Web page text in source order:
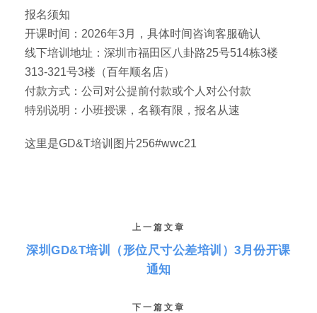
报名须知
开课时间：2026年3月，具体时间咨询客服确认
线下培训地址：深圳市福田区八卦路25号514栋3楼
313-321号3楼（百年顺名店）
付款方式：公司对公提前付款或个人对公付款
特别说明：小班授课，名额有限，报名从速
这里是GD&T培训图片256#wwc21
上一篇文章
深圳GD&T培训（形位尺寸公差培训）3月份开课
通知
下一篇文章